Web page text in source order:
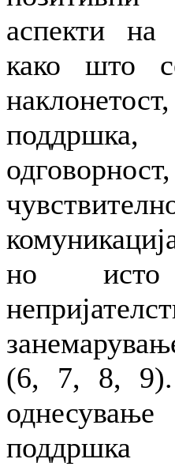
аспекти на
како што
одговорност,
но
(6, 7, 8, 9).
поддршка